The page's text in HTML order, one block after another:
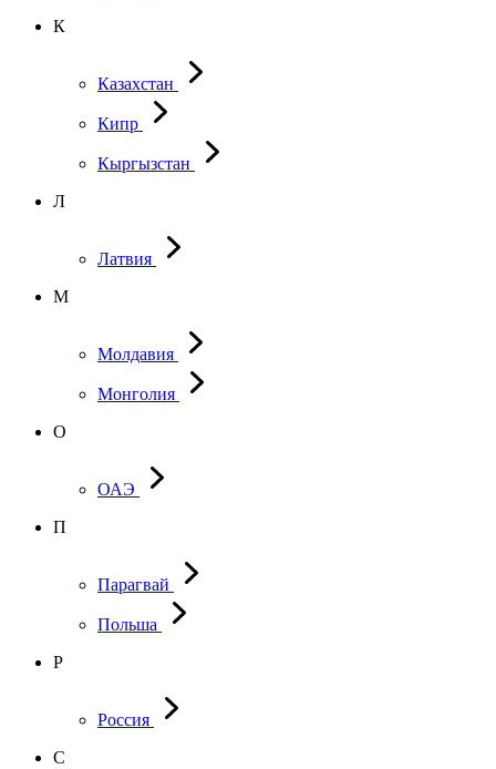
К
Казахстан
Кипр
Кыргызстан
Л
Латвия
М
Молдавия
Монголия
О
ОАЭ
П
Парагвай
Польша
Р
Россия
С